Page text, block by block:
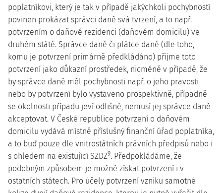
poplatníkovi, který je tak v případě jakýchkoli pochybností
povinen prokázat správci daně svá tvrzení, a to např.
potvrzením o daňové rezidenci (daňovém domicilu) ve
druhém státě. Správce daně či plátce daně (dle toho,
komu je potvrzení primárně předkládáno) přijme toto
potvrzení jako důkazní prostředek, nicméně v případě, že
by správce daně měl pochybnosti např. o jeho pravosti
nebo by potvrzení bylo vystaveno prospektivně, případně
se okolnosti případu jeví odlišně, nemusí jej správce daně
akceptovat. V České republice potvrzení o daňovém
domicilu vydává místně příslušný finanční úřad poplatníka,
a to buď pouze dle vnitrostátních právních předpisů nebo i
s ohledem na existující SZDZ9. Předpokládáme, že
podobným způsobem je možné získat potvrzení i v
ostatních státech. Pro účely potvrzení vzniku samotné